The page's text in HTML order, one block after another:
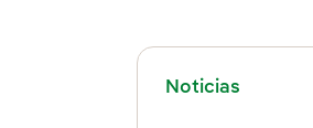
Noticias
Alternar el